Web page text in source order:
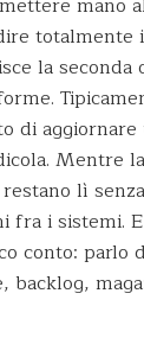
totalmente
la seconda
di
Mentre
lì
fra i sistemi.
conto: parlo
backlog,